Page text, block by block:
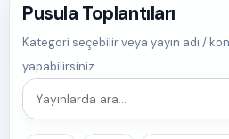
Pusula Toplantıları
Kategori seçebilir veya yayın adı /
yapabilirsiniz.